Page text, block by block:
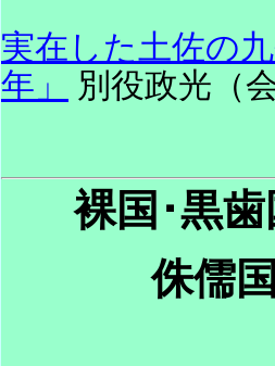
実在した土佐の
年」
別役政光（
裸国･黒
侏儒